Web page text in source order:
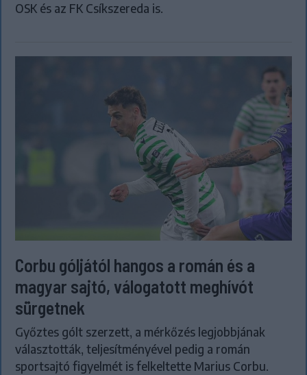
OSK és az FK Csíkszereda is.
Corbu góljától hangos a román és a
magyar sajtó, válogatott meghívót
sürgetnek
Győztes gólt szerzett, a mérkőzés legjobbjának
választották, teljesítményével pedig a román
sportsajtó figyelmét is felkeltette Marius Corbu.